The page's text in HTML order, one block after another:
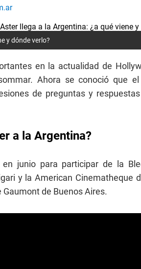
y dónde verlo?
en la actualidad de
Ahora se conoció que el
de preguntas y
a la Argentina?
junio para participar de la
y la American Cinematheque
Gaumont de Buenos Aires.